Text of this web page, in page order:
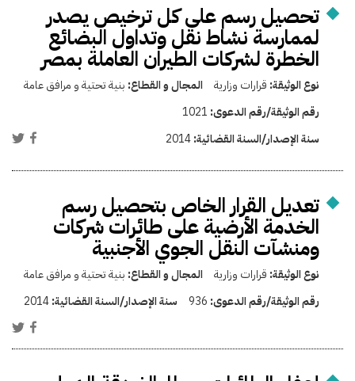
تحصيل رسم على كل ترخيص يصدر
لممارسة نشاط نقل وتداول البضائع
الخطرة لشركات الطيران العاملة بمصر
نوع الوثيقة: قرارات وزارية المجال و القطاع: بنية تحتية و مرافق عامة
رقم الوثيقة/رقم الدعوى: 1021
سنة الإصدار/السنة القضائية:2014
تعديل القرار الخاص بتحصيل رسم
الخدمة الأرضية على طائرات شركات
ومنشآت النقل الجوي الأجنبية
نوع الوثيقة: قرارات وزارية المجال و القطاع: بنية تحتية و مرافق عامة
رقم الوثيقة/رقم الدعوى: 936 سنة الإصدار/السنة القضائية:2014